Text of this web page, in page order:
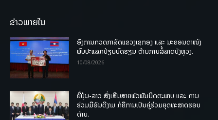
ຂ່າວພາຍໃນ
ອົງການກວດກາລັດແຂວງເຊກອງ ແລະ ນະຄອນດາໜັງ
ພົບປະແລກປ່ຽນບົດຮຽນ ຕ້ານການສໍ້ລາດບັງຫຼວງ.
10/08/2026
ຍີ່ປຸ່ນ-ລາວ ສົ່ງເສີມສາຍພົວພັນມິດຕະພາບ ແລະ ການ
ຮ່ວມມືອັນດີງາມ ກໍຄືການເປັນຄູ່ຮ່ວມຍຸດທະສາດຮອບ
ດ້ານ.